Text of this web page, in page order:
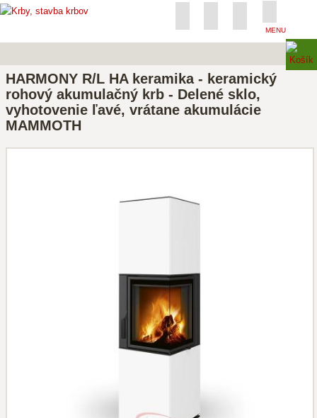
MENU
HARMONY R/L HA keramika - keramický
rohový akumulačný krb - Delené sklo,
vyhotovenie ľavé, vrátane akumulácie
MAMMOTH